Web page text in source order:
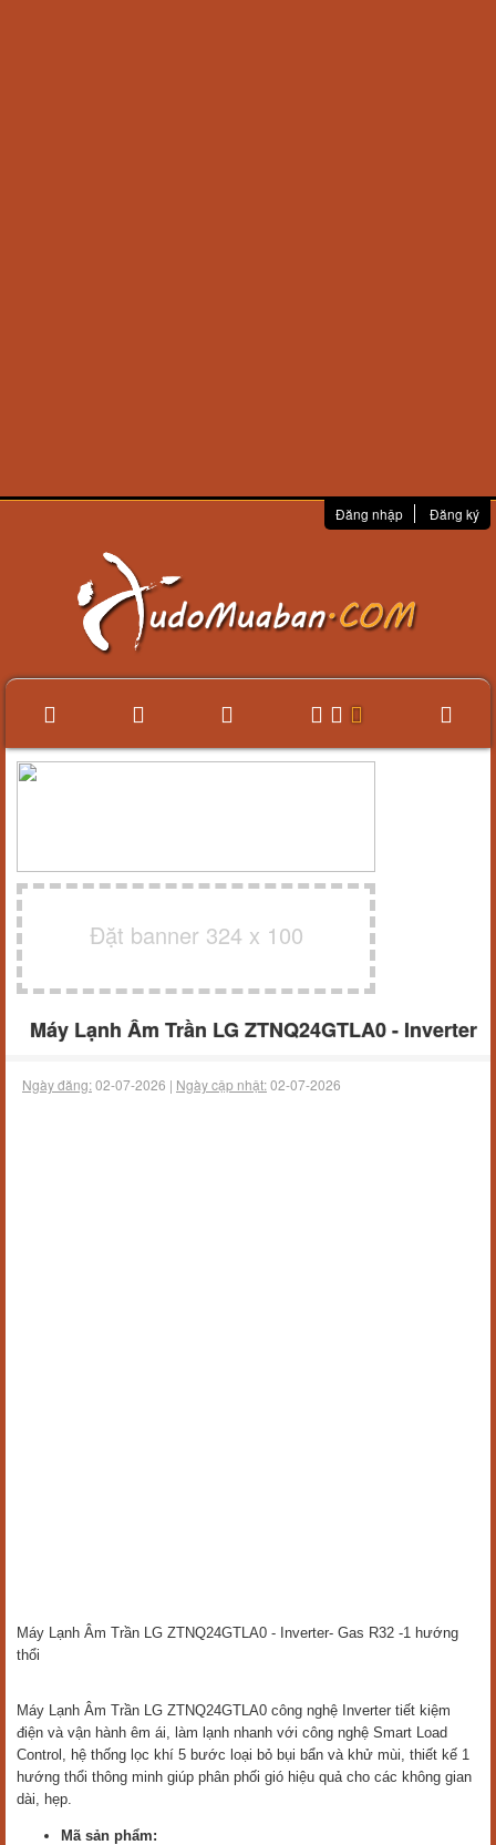
Đăng nhập Đăng ký
Đặt banner 324 x 100
Máy Lạnh Âm Trần LG ZTNQ24GTLA0 - Inverter
Ngày đăng:02-07-2026 | Ngày cập nhật:02-07-2026
Máy Lạnh Âm Trần LG ZTNQ24GTLA0 - Inverter- Gas R32 -1 hướng
thổi
Máy Lạnh Âm Trần LG ZTNQ24GTLA0 công nghệ Inverter tiết kiệm
điện và vận hành êm ái, làm lạnh nhanh với công nghệ Smart Load
Control, hệ thống lọc khí 5 bước loại bỏ bụi bẩn và khử mùi, thiết kế 1
hướng thổi thông minh giúp phân phối gió hiệu quả cho các không gian
dài, hẹp.
Mã sản phẩm: